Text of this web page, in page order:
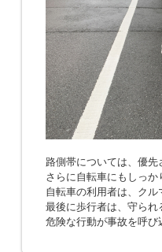
路側帯については、優先
さらに自転車にもしっか
自転車の利用者は、ク
最後に歩行者は、守られ
危険な行動が事故を呼び